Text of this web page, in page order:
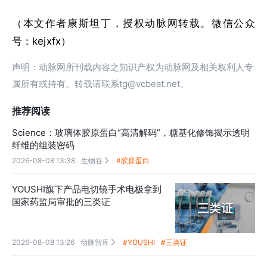
（本文作者康斯坦丁，授权动脉网转载。微信公众
号：kejxfx）
声明：动脉网所刊载内容之知识产权为动脉网及相关权利人专
属所有或持有。转载请联系tg@vcbeat.net。
推荐阅读
Science：玻璃体胶原蛋白“高清解码”，糖基化修饰揭示透明
纤维的组装密码
2026-08-08 13:38 生物谷  #胶原蛋白
YOUSHI旗下产品电切镜手术电极拿到
国家药监局审批的三类证
2026-08-08 13:26 动脉智库  #YOUSHI #三类证